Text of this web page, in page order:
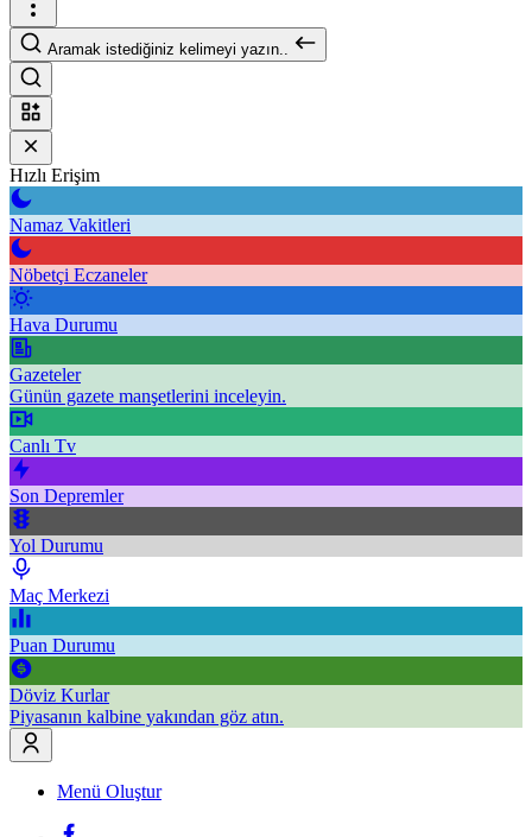
Aramak istediğiniz kelimeyi yazın..
Hızlı Erişim
Namaz Vakitleri
Nöbetçi Eczaneler
Hava Durumu
Gazeteler
Günün gazete manşetlerini inceleyin.
Canlı Tv
Son Depremler
Yol Durumu
Maç Merkezi
Puan Durumu
Döviz Kurlar
Piyasanın kalbine yakından göz atın.
Menü Oluştur